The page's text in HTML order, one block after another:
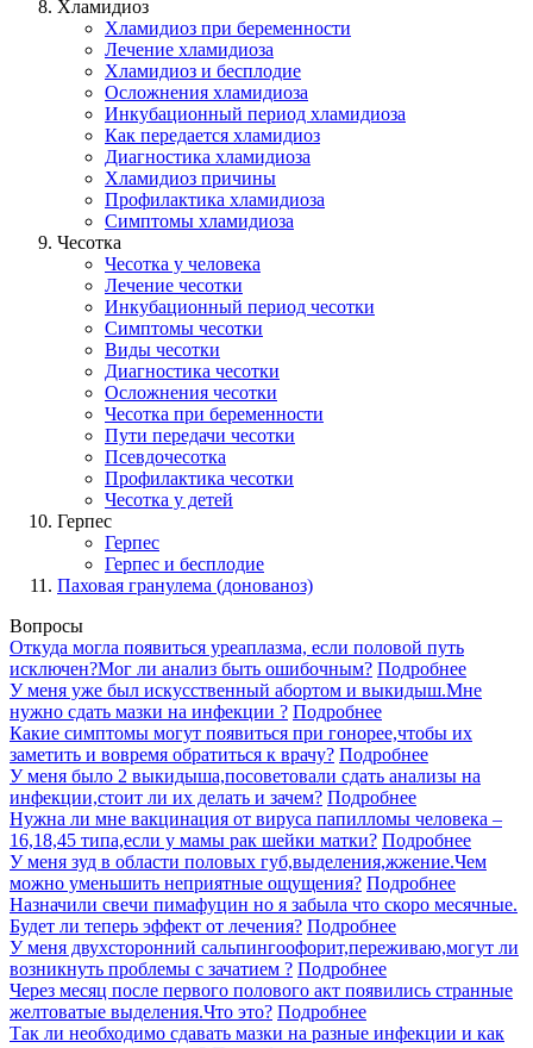
Хламидиоз
Хламидиоз при беременности
Лечение хламидиоза
Хламидиоз и бесплодие
Осложнения хламидиоза
Инкубационный период хламидиоза
Как передается хламидиоз
Диагностика хламидиоза
Хламидиоз причины
Профилактика хламидиоза
Симптомы хламидиоза
Чесотка
Чесотка у человека
Лечение чесотки
Инкубационный период чесотки
Симптомы чесотки
Виды чесотки
Диагностика чесотки
Осложнения чесотки
Чесотка при беременности
Пути передачи чесотки
Псевдочесотка
Профилактика чесотки
Чесотка у детей
Герпес
Герпес
Герпес и бесплодие
Паховая гранулема (донованоз)
Вопросы
Откуда могла появиться уреаплазма, если половой путь
исключен?Мог ли анализ быть ошибочным? Подробнее
У меня уже был искусственный абортом и выкидыш.Мне
нужно сдать мазки на инфекции ? Подробнее
Какие симптомы могут появиться при гонорее,чтобы их
заметить и вовремя обратиться к врачу? Подробнее
У меня было 2 выкидыша,посоветовали сдать анализы на
инфекции,стоит ли их делать и зачем? Подробнее
Нужна ли мне вакцинация от вируса папилломы человека –
16,18,45 типа,если у мамы рак шейки матки? Подробнее
У меня зуд в области половых губ,выделения,жжение.Чем
можно уменьшить неприятные ощущения? Подробнее
Назначили свечи пимафуцин но я забыла что скоро месячные.
Будет ли теперь эффект от лечения? Подробнее
У меня двухсторонний сальпингоофорит,переживаю,могут ли
возникнуть проблемы с зачатием ? Подробнее
Через месяц после первого полового акт появились странные
желтоватые выделения.Что это? Подробнее
Так ли необходимо сдавать мазки на разные инфекции и как